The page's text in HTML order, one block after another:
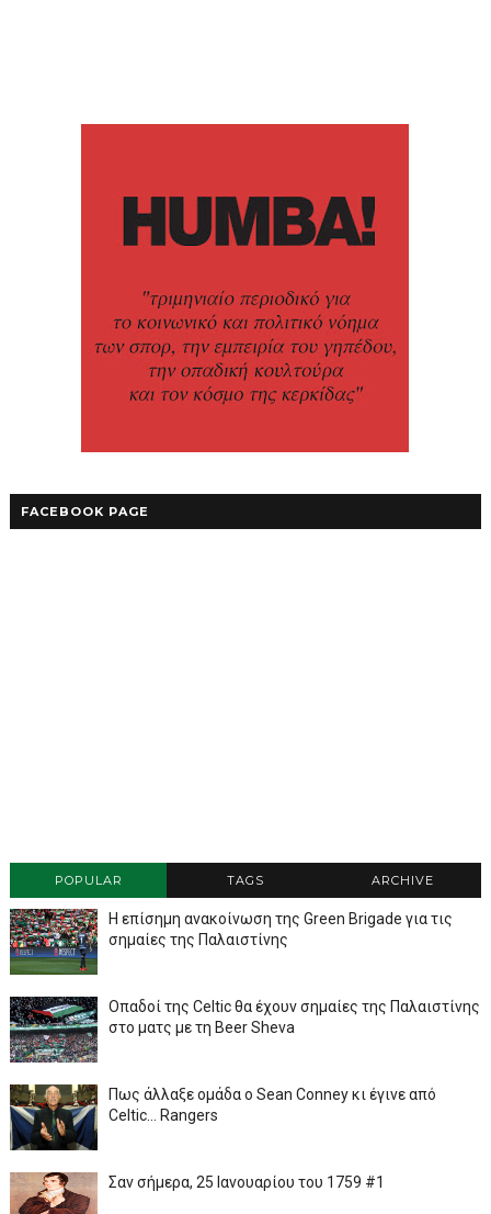
FACEBOOK PAGE
POPULAR TAGS ARCHIVE
Η επίσημη ανακοίνωση της Green Brigade για τις
σημαίες της Παλαιστίνης
Οπαδοί της Celtic θα έχουν σημαίες της Παλαιστίνης
στο ματς με τη Beer Sheva
Πως άλλαξε ομάδα ο Sean Conney κι έγινε από
Celtic... Rangers
Σαν σήμερα, 25 Ιανουαρίου του 1759 #1